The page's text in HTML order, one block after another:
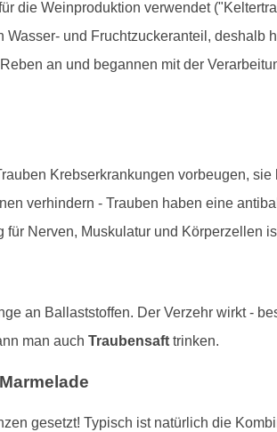
die Weinproduktion verwendet
Wasser- und Fruchtzuckeranteil, deshalb
an und begannen mit der
Krebserkrankungen vorbeugen,
verhindern - Trauben haben eine
Nerven, Muskulatur und Körperzellen
an Ballaststoffen. Der Verzehr wirkt -
man auch Traubensafttrinken.
gesetzt! Typisch ist natürlich die